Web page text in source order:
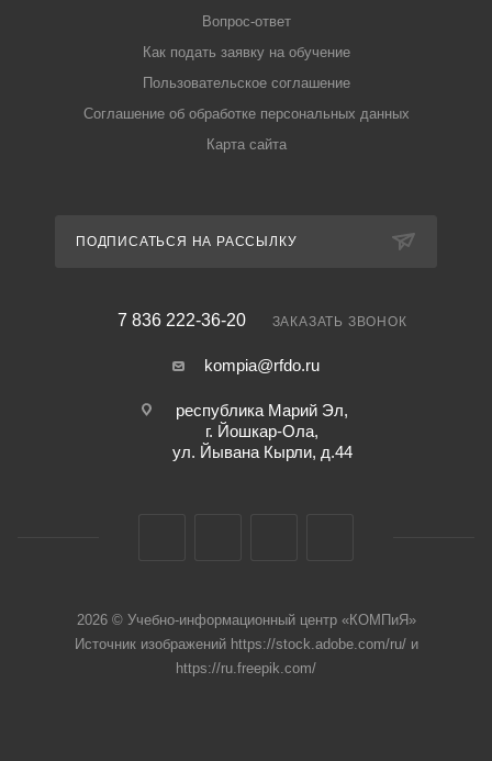
Вопрос-ответ
Как подать заявку на обучение
Пользовательское соглашение
Соглашение об обработке персональных данных
Карта сайта
ПОДПИСАТЬСЯ НА РАССЫЛКУ
7 836 222-36-20 ЗАКАЗАТЬ ЗВОНОК
kompia@rfdo.ru
республика Марий Эл,
г. Йошкар-Ола,
ул. Йывана Кырли, д.44
2026 © Учебно-информационный центр «КОМПиЯ»
Источник изображений https://stock.adobe.com/ru/ и
https://ru.freepik.com/